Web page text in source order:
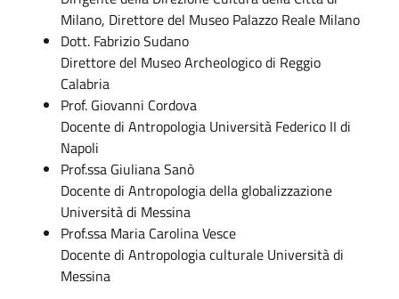
Milano, Direttore del Museo Palazzo Reale Milano
Dott. Fabrizio Sudano
Direttore del Museo Archeologico di Reggio
Calabria
Prof. Giovanni Cordova
Docente di Antropologia Università Federico II di
Napoli
Prof.ssa Giuliana Sanò
Docente di Antropologia della globalizzazione
Università di Messina
Prof.ssa Maria Carolina Vesce
Docente di Antropologia culturale Università di
Messina